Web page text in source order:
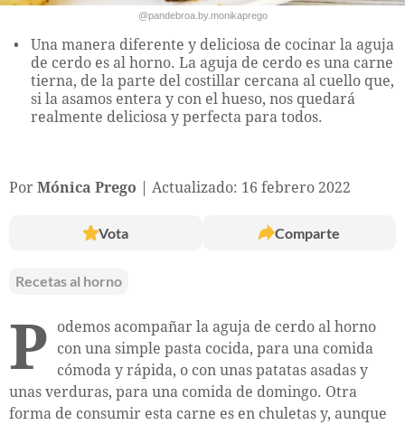
@pandebroa.by.monikaprego
Una manera diferente y deliciosa de cocinar la aguja
de cerdo es al horno. La aguja de cerdo es una carne
tierna, de la parte del costillar cercana al cuello que,
si la asamos entera y con el hueso, nos quedará
realmente deliciosa y perfecta para todos.
Por Mónica Prego Actualizado: 16 febrero 2022
Vota Comparte
Recetas al horno
P
odemos acompañar la aguja de cerdo al horno
con una simple pasta cocida, para una comida
cómoda y rápida, o con unas patatas asadas y
unas verduras, para una comida de domingo. Otra
forma de consumir esta carne es en chuletas y, aunque